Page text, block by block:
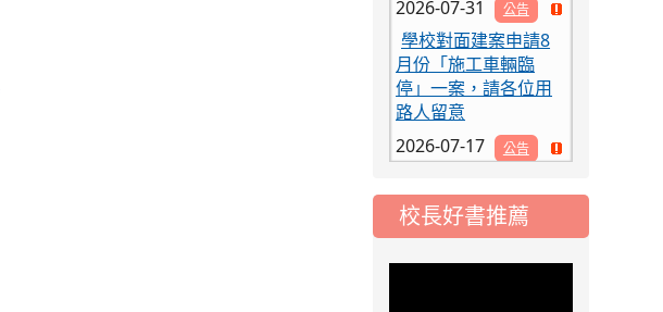
學校對面建案申請8
月份「施工車輛臨
停」一案，請各位用
路人留意
2026-07-17
公告-115年桃園市運
梅區代表選手 集訓及
比賽通知
校長好書推薦